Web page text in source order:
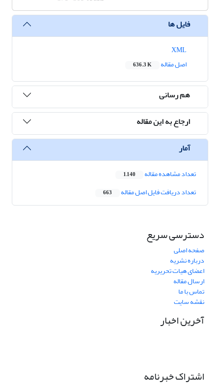
فایل ها
اصل مقاله
636.3 K
هم رسانی
ارجاع به این مقاله
آمار
تعداد مشاهده مقاله 1,140
تعداد دریافت فایل اصل مقاله 663
دسترسی سریع
صفحه اصلی
درباره نشریه
اعضای هیات تحریریه
ارسال مقاله
تماس با ما
نقشه سایت
آخرین اخبار
اشتراک خبرنامه